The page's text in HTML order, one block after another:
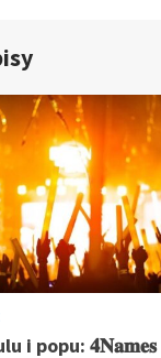
i popu: